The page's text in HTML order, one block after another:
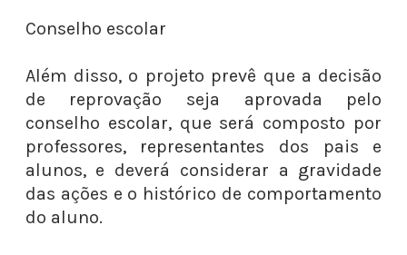
Conselho escolar
Além disso, o projeto prevê que a decisão
de reprovação seja aprovada pelo
conselho escolar, que será composto por
professores, representantes dos pais e
alunos, e deverá considerar a gravidade
das ações e o histórico de comportamento
do aluno.